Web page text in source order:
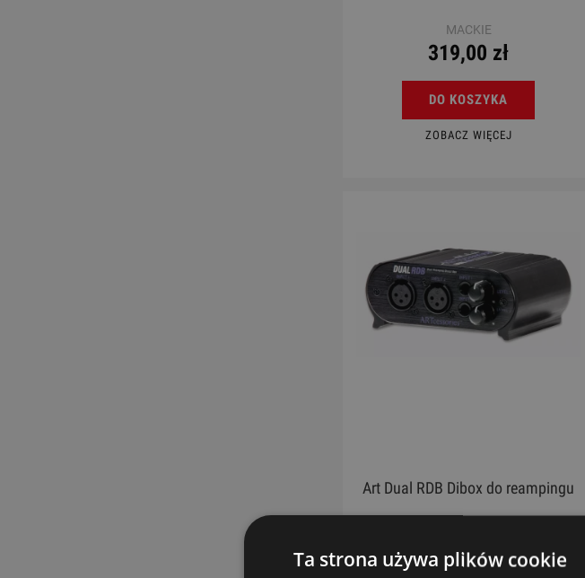
MACKIE
319,00 zł
DO KOSZYKA
ZOBACZ WIĘCEJ
Art Dual RDB Dibox do reampingu
439,00 zł
Ta strona używa plików cookie